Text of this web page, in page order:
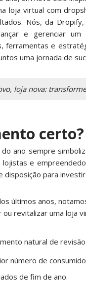
loja virtual com
Nós, da Dropify
e gerenciar um
ferramentas e
uma jornada de
loja nova:
certo?
ano sempre
lojistas e
disposição para
últimos anos,
ou revitalizar uma loja
natural de
número de
de fim de ano.